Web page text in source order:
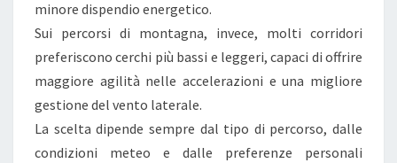
D
F
E
minore dispendio energetico.
Sui percorsi di montagna, invece, molti corridori
preferiscono cerchi più bassi e leggeri, capaci di offrire
maggiore agilità nelle accelerazioni e una migliore
gestione del vento laterale.
La scelta dipende sempre dal tipo di percorso, dalle
condizioni meteo e dalle preferenze personali